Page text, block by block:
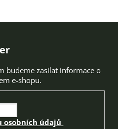
budeme zasílat informace o
e-shopu.
osobních údajů